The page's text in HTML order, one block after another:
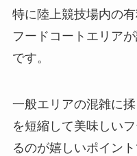
特に陸上競技場内の
フードコートエリア
です。
一般エリアの混雑に
を短縮して美味しい
るのが嬉しいポイント